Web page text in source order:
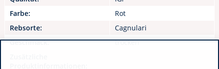
Farbe:
Rot
Rebsorte:
Cagnulari
Geschmack:
trocken